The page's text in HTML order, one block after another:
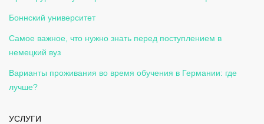
Боннский университет
Самое важное, что нужно знать перед поступлением в
немецкий вуз
Варианты проживания во время обучения в Германии: где
лучше?
УСЛУГИ